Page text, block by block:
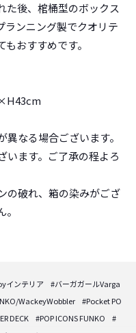
た後、棺桶型のボックス
ランニング製でクオリテ
おすすめです。
なる場合ございます。
います。ご了承の程よろ
の破れ、箱の染みがござ
インテリア
#バーガガールVarga
WackeyWobbler
#Pocket PO
DECK #POP ICONS FUNKO
#